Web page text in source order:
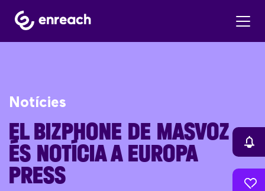
Notícies
EL BIZPHONE DE MASVOZ
ÉS NOTÍCIA A EUROPA
PRESS